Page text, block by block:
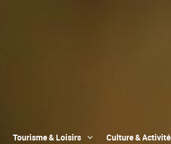
Tourisme & Loisirs Culture &